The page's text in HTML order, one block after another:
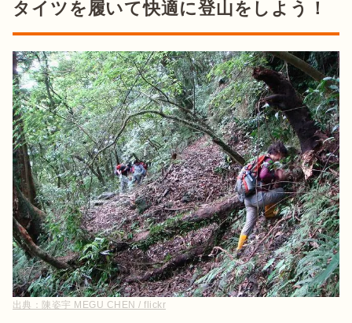
タイツを履いて快適に登山をしよう！
出典： 陳姿宇 MEGU CHEN / flickr